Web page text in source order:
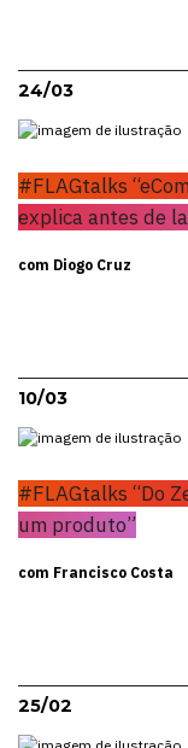
24/03
#FLAGtalks
explica antes de
com Diogo Cruz
10/03
#FLAGtalks “Do
um produto”
com Francisco Costa
25/02